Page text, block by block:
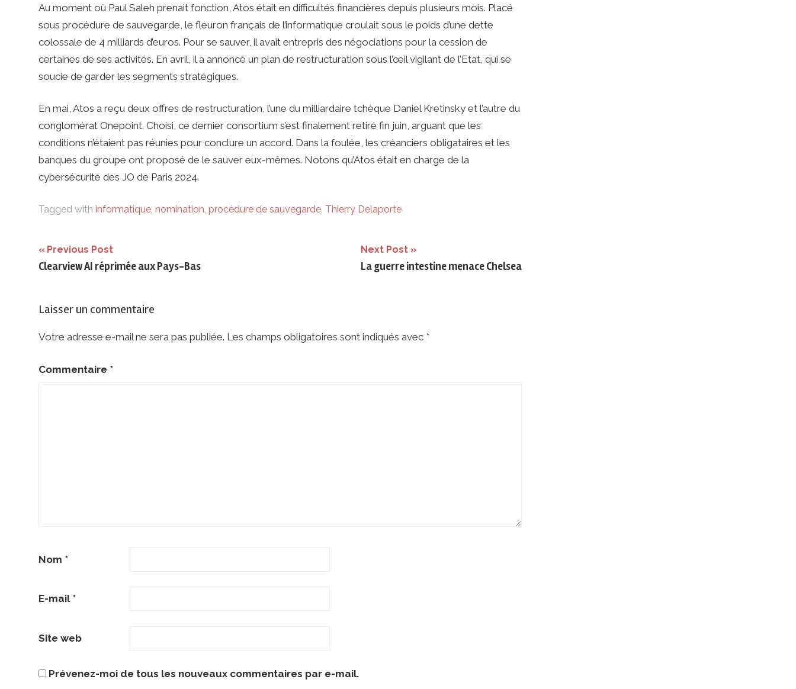
Au moment où Paul Saleh prenait fonction, Atos était en difficultés financières depuis plusieurs mois. Placé
sous procédure de sauvegarde, le fleuron français de l’informatique croulait sous le poids d’une dette
colossale de 4 milliards d’euros. Pour se sauver, il avait entrepris des négociations pour la cession de
certaines de ses activités. En avril, il a annoncé un plan de restructuration sous l’œil vigilant de l’Etat, qui se
soucie de garder les segments stratégiques.
En mai, Atos a reçu deux offres de restructuration, l’une du milliardaire tchèque Daniel Kretinsky et l’autre du
conglomérat Onepoint. Choisi, ce dernier consortium s’est finalement retiré fin juin, arguant que les
conditions n’étaient pas réunies pour conclure un accord. Dans la foulée, les créanciers obligataires et les
banques du groupe ont proposé de le sauver eux-mêmes. Notons qu’Atos était en charge de la
cybersécurité des JO de Paris 2024.
Tagged with informatique, nomination procédure de sauvegarde, Thierry Delaporte
Navigation
de
Previous Post
Clearview AI réprimée aux Pays-Bas
Next Post
La guerre intestine menace Chelsea
Laisser un commentaire
Votre adresse e-mail ne sera pas publiée. Les champs obligatoires sont indiqués avec *
Commentaire *
Nom *
E-mail *
Site web
Prévenez-moi de tous les nouveaux commentaires par e-mail.